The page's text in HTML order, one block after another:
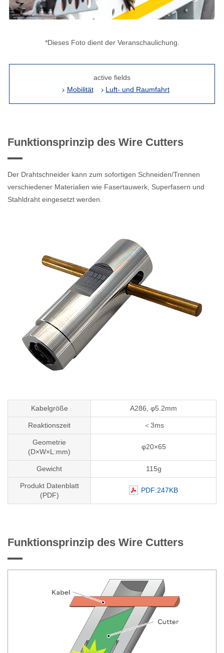
*Dieses Foto dient der Veranschaulichung.
active fields
Mobilität
Luft- und Raumfahrt
Funktionsprinzip des Wire Cutters
Der Drahtschneider kann zum sofortigen Schneiden/Trennen
verschiedener Materialien wie Fasertauwerk, Superfasern und
Stahldraht eingesetzt werden.
Kabelgröße A286, φ5.2mm
Reaktionszeit ＜3ms
Geometrie
(D×W×L:mm)
φ20×65
Gewicht 115g
Produkt Datenblatt
(PDF)
PDF:247KB
Funktionsprinzip des Wire Cutters